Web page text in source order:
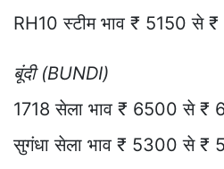
RH10 स्टीम भाव ₹ 5150 से
बूंदी (BUNDI)
1718 सेला भाव ₹ 6500 से ₹
सुगंधा सेला भाव ₹ 5300 से ₹